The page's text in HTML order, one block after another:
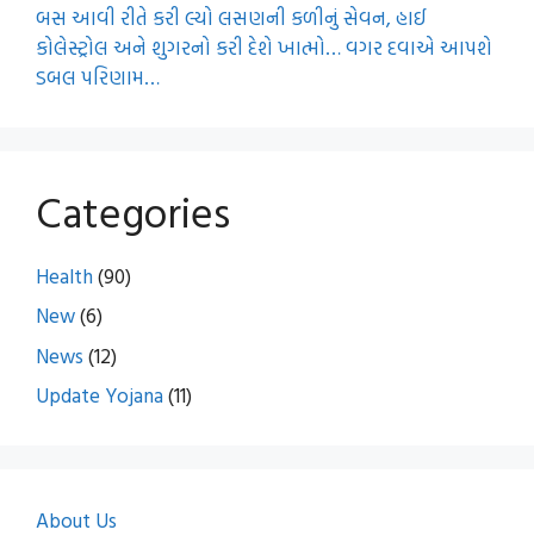
બસ આવી રીતે કરી લ્યો લસણની કળીનું સેવન, હાઈ
કોલેસ્ટ્રોલ અને શુગરનો કરી દેશે ખાત્મો… વગર દવાએ આપશે
ડબલ પરિણામ…
Categories
Health (90)
New(6)
News (12)
Update Yojana (11)
About Us